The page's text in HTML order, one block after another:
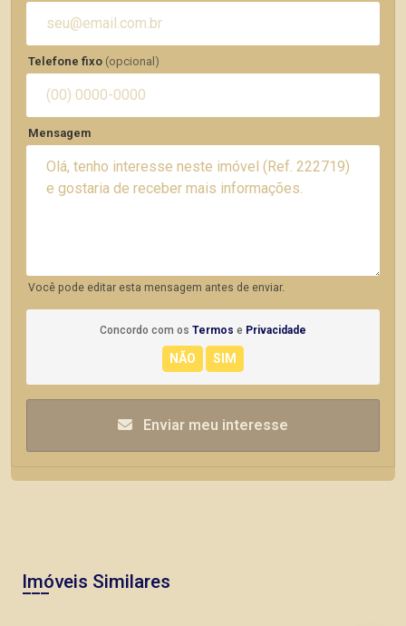
Telefone fixo (opcional)
Mensagem
Você pode editar esta mensagem antes de enviar.
Concordo com os Termos e Privacidade
Enviar meu interesse
Imóveis Similares